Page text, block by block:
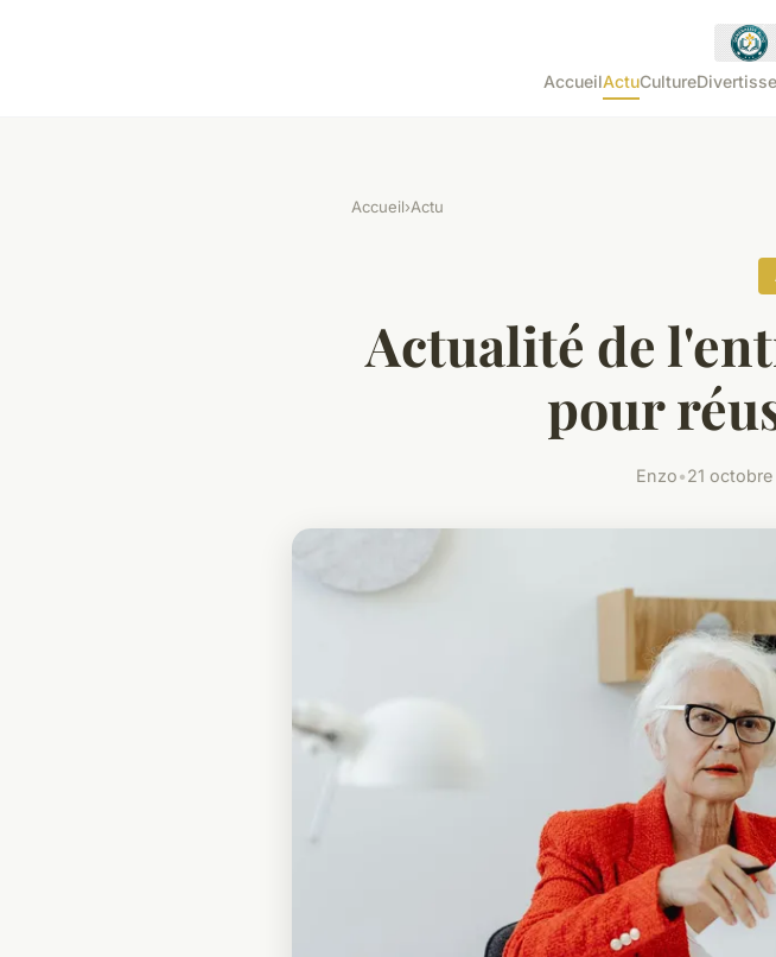
AccueilActuCulture
Accueil›Actu
Actualité de
pour
Enzo•21